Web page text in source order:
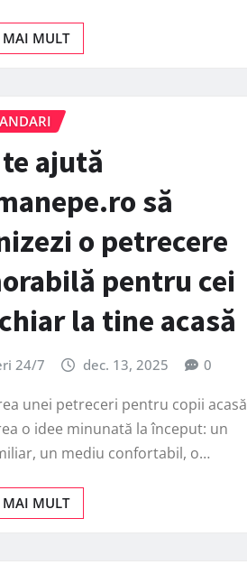
MAI MULT
ajută
să
o petrecere
pentru cei
la tine acasă
24/7 dec. 13, 2025 0
unei petreceri pentru copii acasă
o idee minunată la început: un
un mediu confortabil, o…
MAI MULT